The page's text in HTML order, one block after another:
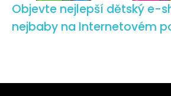
Objevte nejlepší dětský e-
nejbaby na Internetovém